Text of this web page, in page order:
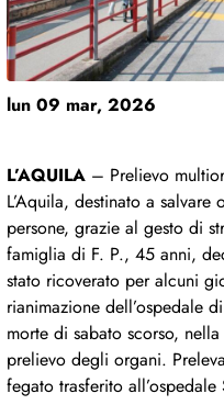
lun 09 mar, 2026
L’AQUILA – Prelievo
L’Aquila, destinato a
persone, grazie al gesto di
famiglia di F. P., 45 anni,
stato ricoverato per alcuni
rianimazione dell’ospedale
morte di sabato scorso,
prelievo degli organi.
fegato trasferito